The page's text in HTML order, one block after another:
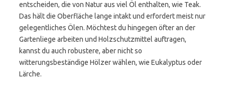
entscheiden, die von Natur aus viel Öl enthalten, wie Teak.
Das hält die Oberfläche lange intakt und erfordert meist nur
gelegentliches Ölen. Möchtest du hingegen öfter an der
Gartenliege arbeiten und Holzschutzmittel auftragen,
kannst du auch robustere, aber nicht so
witterungsbeständige Hölzer wählen, wie Eukalyptus oder
Lärche.